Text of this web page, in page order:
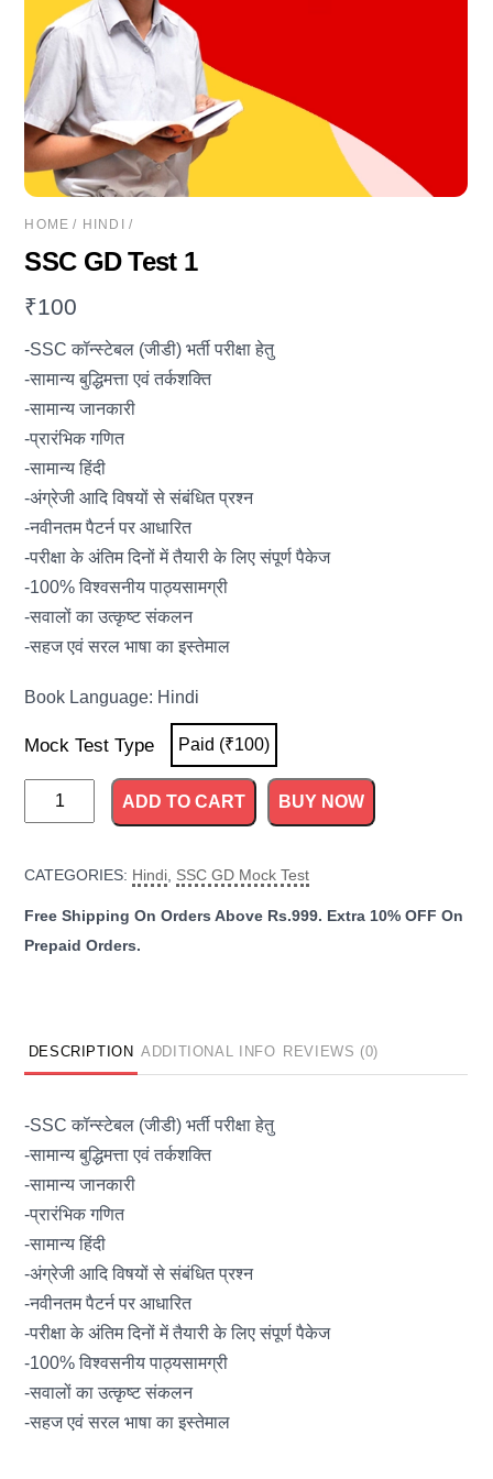
HOME / HINDI /
SSC GD Test 1
₹100
-SSC कॉन्‍स्टेबल (जीडी) भर्ती परीक्षा हेतु
-सामान्य बुद्धिमत्ता एवं तर्कशक्ति
-सामान्य जानकारी
-प्रारंभिक गणित
-सामान्य हिंदी
-अंग्रेजी आदि विषयों से संबंधित प्रश्न
-नवीनतम पैटर्न पर आधारित
-परीक्षा के अंतिम दिनों में तैयारी के लिए संपूर्ण पैकेज
-100% विश्वसनीय पाठ्यसामग्री
-सवालों का उत्कृष्ट संकलन
-सहज एवं सरल भाषा का इस्तेमाल
Book Language: Hindi
Mock Test Type Paid (₹100)
SSC
GD
1
quantity
ADD TO CART BUY NOW
CATEGORIES: Hindi SSC GD Mock Test
DESCRIPTION ADDITIONAL INFO REVIEWS (0)
-SSC कॉन्‍स्टेबल (जीडी) भर्ती परीक्षा हेतु
-सामान्य बुद्धिमत्ता एवं तर्कशक्ति
-सामान्य जानकारी
-प्रारंभिक गणित
-सामान्य हिंदी
-अंग्रेजी आदि विषयों से संबंधित प्रश्न
-नवीनतम पैटर्न पर आधारित
-परीक्षा के अंतिम दिनों में तैयारी के लिए संपूर्ण पैकेज
-100% विश्वसनीय पाठ्यसामग्री
-सवालों का उत्कृष्ट संकलन
-सहज एवं सरल भाषा का इस्तेमाल